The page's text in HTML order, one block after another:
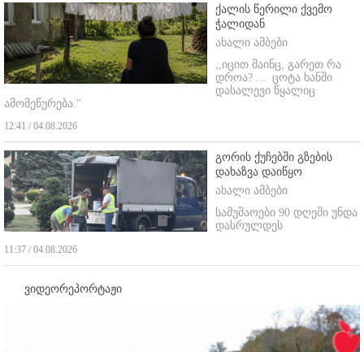
ქალის წერილი ქვემო
ჭალიდან
ახალი ამბები
,,იცით მაინც, გარეთ რა
დროა? ... ცოტა ხანში
დასალევი წყალიც
ამომეწურება."
12:41 / 04.08.2026
გორის ქუჩებში გზების
დახაზვა დაიწყო
ახალი ამბები
სამუშაოები 90 დღეში უნდა
დასრულდეს
11:37 / 04.08.2026
ვიდეორეპორტაჟი